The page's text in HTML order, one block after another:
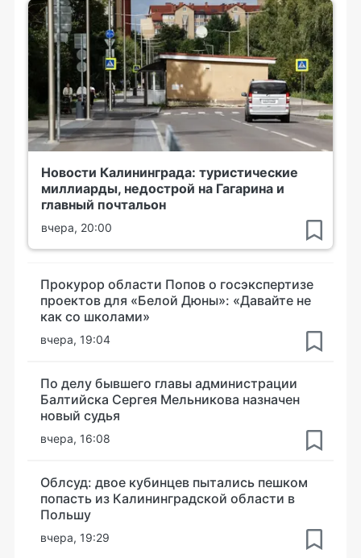
Новости Калининграда: туристические
миллиарды, недострой на Гагарина и
главный почтальон
вчера, 20:00
Прокурор области Попов о госэкспертизе
проектов для «Белой Дюны»: «Давайте не
как со школами»
вчера, 19:04
По делу бывшего главы администрации
Балтийска Сергея Мельникова назначен
новый судья
вчера, 16:08
Облсуд: двое кубинцев пытались пешком
попасть из Калининградской области в
Польшу
вчера, 19:29